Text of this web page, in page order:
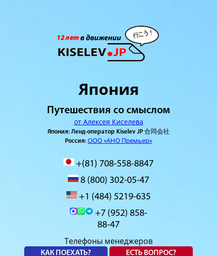
Япония
Путешествия со смыслом
от Алексея Киселева
Япония: Ленд-оператор Kiselev JP 合同会社
Россия: ООО «АНО Премьер»
+(81) 708-558-8847
8 (800) 302-05-47
+1 (484) 5219-635
+7 (952) 858-
88-47
Телефоны менеджеров
КАК ПОЕХАТЬ? ЕСТЬ ВОПРОС?